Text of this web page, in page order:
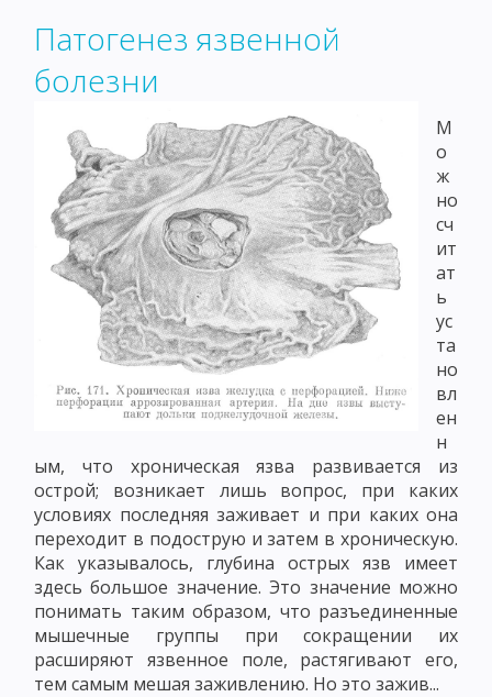
Патогенез язвенной
болезни
М
о
ж
но
сч
ит
ат
ь
ус
та
но
вл
ен
н
ым, что хроническая язва развивается из
острой; возникает лишь вопрос, при каких
условиях последняя заживает и при каких она
переходит в подострую и затем в хроническую.
Как указывалось, глубина острых язв имеет
здесь большое значение. Это значение можно
понимать таким образом, что разъединенные
мышечные группы при сокращении их
расширяют язвенное поле, растягивают его,
тем самым мешая заживлению. Но это зажив...